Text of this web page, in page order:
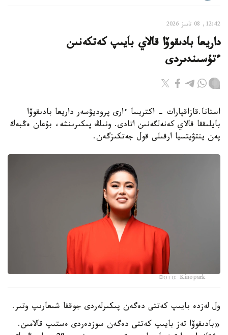
12:42, 08 تامىز 2026
داريعا بادىقوۆا قالاي بايىپ كەتكەنىن
ءتۇسىندىردى
استانا.قازاقپارات - اكتريسا ءارى پروديۋسەر داريعا بادىقوۆا
بايلىققا قالاي كەنەلگەنىن اتادى. ونىڭ پىكىرىنشە، بۇعان ەڭبەك
پەن ينتۋيتسيا ارقىلى قول جەتكىزگەن.
Фото: Kinopark
ول لەزدە بايىپ كەتتى دەگەن پىكىرلەردى جوققا شىعارىپ وتىر.
«بادىقوۆا تەز بايىپ كەتتى دەگەن سوزدەردى ەستىپ قالامىن.